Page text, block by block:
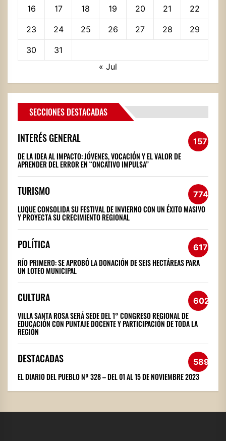
16 17 18 19 20 21 22
23 24 25 26 27 28 29
30
31
« Jul
SECCIONES DESTACADAS
INTERÉS GENERAL 1572
DE LA IDEA AL IMPACTO: JÓVENES, VOCACIÓN Y EL VALOR DE
APRENDER DEL ERROR EN “ONCATIVO IMPULSA”
TURISMO 774
LUQUE CONSOLIDA SU FESTIVAL DE INVIERNO CON UN ÉXITO MASIVO
Y PROYECTA SU CRECIMIENTO REGIONAL
POLÍTICA 617
RÍO PRIMERO: SE APROBÓ LA DONACIÓN DE SEIS HECTÁREAS PARA
UN LOTEO MUNICIPAL
CULTURA 602
VILLA SANTA ROSA SERÁ SEDE DEL 1° CONGRESO REGIONAL DE
EDUCACIÓN CON PUNTAJE DOCENTE Y PARTICIPACIÓN DE TODA LA
REGIÓN
DESTACADAS 589
EL DIARIO DEL PUEBLO Nº 328 – DEL 01 AL 15 DE NOVIEMBRE 2023